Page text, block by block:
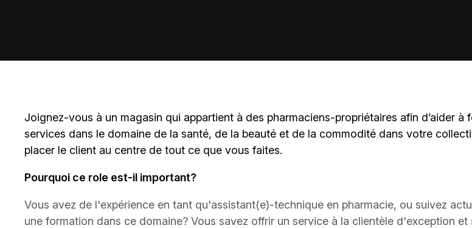
Joignez-vous à un magasin qui appartient à des pharmaciens-propriétaires afin d’aider à
services dans le domaine de la santé, de la beauté et de la commodité dans votre
placer le client au centre de tout ce que vous faites.
Pourquoi ce role est-il important?
Vous avez de l'expérience en tant qu'assistant(e)-technique en pharmacie, ou suivez
une formation dans ce domaine? Vous savez offrir un service à la clientèle d'exception et